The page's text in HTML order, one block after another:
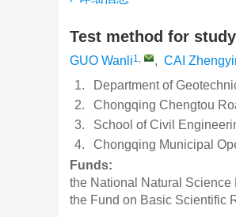
Test method for
GUO Wanli1, , CAI
1.
Department of
2.
Chongqing Chengtou
3.
School of Civil
4.
Chongqing Municipal
Funds:
the National Natural Science
the Fund on Basic Scientific